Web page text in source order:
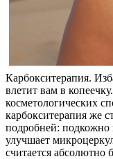
Карбокситерапия.
влетит вам в
косметологических
карбокситерапия же
подробней: подкожно
улучшает
считается абсолютно